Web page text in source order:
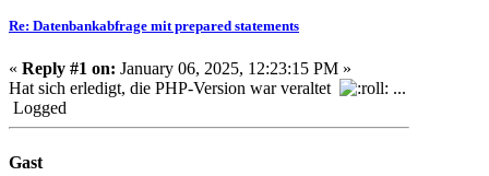
Re: Datenbankabfrage mit prepared statements
« Reply #1 on: January 06, 2025, 12:23:15 PM »
Hat sich erledigt, die PHP-Version war veraltet
...
Logged
Gast